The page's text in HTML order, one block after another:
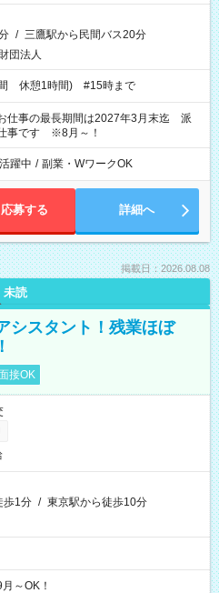
/ 三鷹駅から民間バス20分
団法人
休憩1時間) #15時まで
仕事の最長期間は2027年3月末迄 派
事です ※8月～！
躍中 / 副業・WワークOK
応募する 詳細へ
掲載日：2026.08.08
未読
シスタント！残業ほぼ
接OK
歩1分 / 東京駅から徒歩10分
～OK！